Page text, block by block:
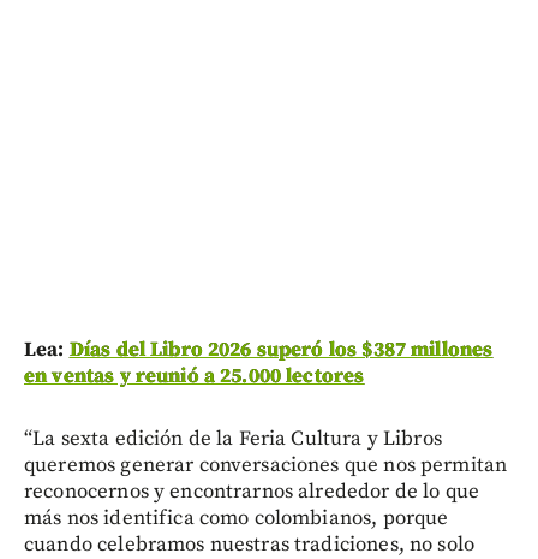
Lea: Días del Libro 2026 superó los $387 millones
en ventas y reunió a 25.000 lectores
“La sexta edición de la Feria Cultura y Libros
queremos generar conversaciones que nos permitan
reconocernos y encontrarnos alrededor de lo que
más nos identifica como colombianos, porque
cuando celebramos nuestras tradiciones, no solo